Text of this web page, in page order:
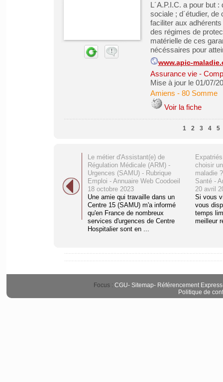
L´A.P.I.C. a pour but
sociale ; d´étudier,
faciliter aux
des régimes de
matérielle de ces
nécéssaires pour
www.apic-
Assurance vie -
Mise à jour le 01/07/
Amiens - 80 Somme
Voir la fiche
1 2 3 4 5
Le métier d'Assistant(e) de
Régulation Médicale (ARM) -
Urgences (SAMU) - Rubrique
Emploi - Annuaire Web Coodoeil
18 octobre 2023
Une amie qui travaille dans un
Centre 15 (SAMU) m'a informé
qu'en France de nombreux
services d'urgences de Centre
Hospitalier sont en ...
choisir
maladie
Santé -
20 avril
Si vous
vous
temps
meilleur
Focus : CGU- Sitemap- Référencement Express
Politique de